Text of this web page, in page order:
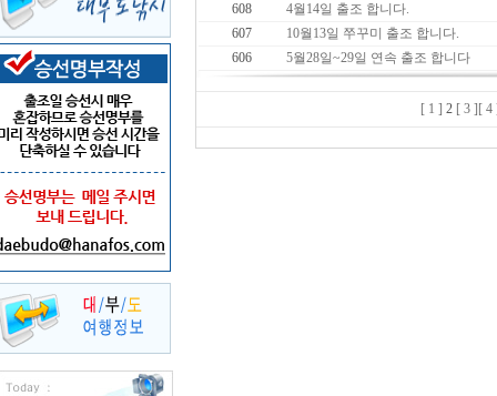
608
4월14일 출조 합니다.
607
10월13일 쭈꾸미 출조 합니다.
606
5월28일~29일 연속 출조 합니다
[ 1 ] 2 [ 3 ] [ 4